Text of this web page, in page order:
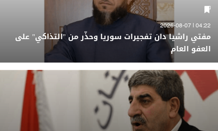
04:22 | 2026-08-07
مفتي راشيا دان تفجيرات سوريا وحذّر من "التذاكي" على
العفو العام